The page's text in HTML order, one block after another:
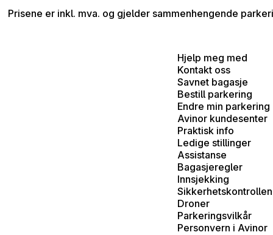
Prisene er inkl. mva. og gjelder sammenhengende
Hjelp meg med
Kontakt oss
Savnet bagasje
Bestill parkering
Endre min parkering
Avinor kundesenter
Praktisk info
Ledige stillinger
Assistanse
Bagasjeregler
Innsjekking
Sikkerhetskontrollen
Droner
Parkeringsvilkår
Personvern i Avinor